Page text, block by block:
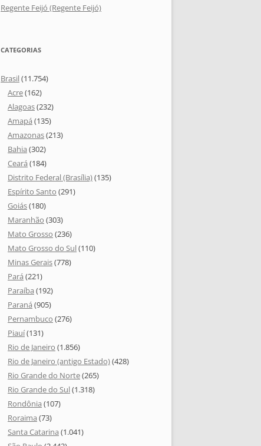
Regente Feijó (Regente Feijó)
CATEGORIAS
Brasil(11.754)
Acre(162)
Alagoas(232)
Amapá (135)
Amazonas(213)
Bahia (302)
Ceará (184)
Distrito Federal (Brasília)(135)
Espírito Santo (291)
Goiás(180)
Maranhão (303)
Mato Grosso (236)
Mato Grosso do Sul(110)
Minas Gerais(778)
Pará (221)
Paraíba (192)
Paraná (905)
Pernambuco (276)
Piauí(131)
Rio de Janeiro (1.856)
Rio de Janeiro (antigo Estado)(428)
Rio Grande do Norte(265)
Rio Grande do Sul(1.318)
Rondônia (107)
Roraima (73)
Santa Catarina (1.041)